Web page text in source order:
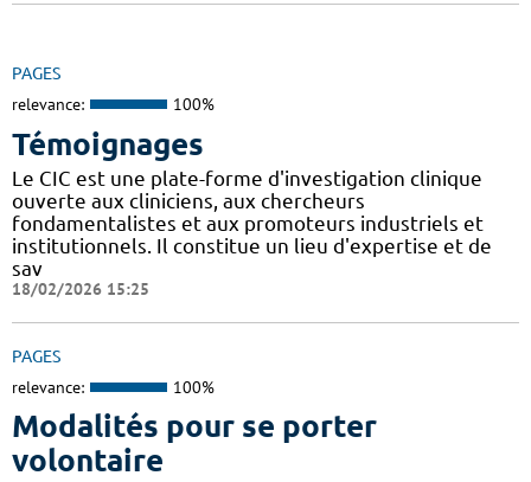
PAGES
relevance: 100%
Témoignages
Le CIC est une plate-forme d'investigation clinique
ouverte aux cliniciens, aux chercheurs
fondamentalistes et aux promoteurs industriels et
institutionnels. Il constitue un lieu d'expertise et de
sav
18/02/2026 15:25
PAGES
relevance: 100%
Modalités pour se porter
volontaire